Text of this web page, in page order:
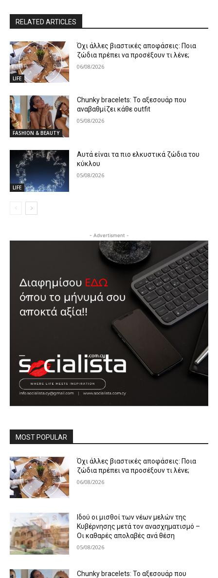
RELATED ARTICLES
LIFE
Όχι άλλες βιαστικές αποφάσεις: Ποια
ζώδια πρέπει να προσέξουν τι λένε;
06/08/2026
FASHION & BEAUTY
Chunky bracelets: Το αξεσουάρ που
αναβαθμίζει κάθε outfit
05/08/2026
LIFE
Αυτά είναι τα πιο ελκυστικά ζώδια του
κύκλου
05/08/2026
- Advertisment -
MOST POPULAR
Όχι άλλες βιαστικές αποφάσεις: Ποια
ζώδια πρέπει να προσέξουν τι λένε;
06/08/2026
Ιδού οι μισθοί των νέων μελών της
Κυβέρνησης μετά τον ανασχηματισμό –
Οι καθαρές απολαβές ανά θέση
05/08/2026
Chunky bracelets: Το αξεσουάρ που